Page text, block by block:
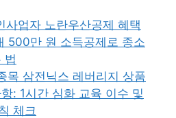
사업자 노란우산공제 혜택
500만 원 소득공제로 종소
법
목 삼전닉스 레버리지 상품
: 1시간 심화 교육 이수 및
체크